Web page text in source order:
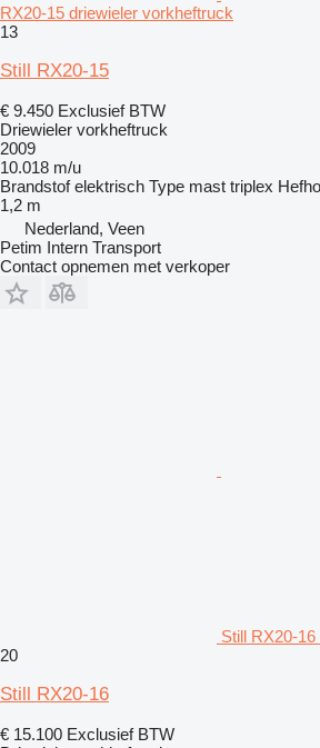
RX20-15 driewieler vorkheftruck
13
Still RX20-15
€ 9.450 Exclusief BTW
Driewieler vorkheftruck
2009
10.018 m/u
Brandstof elektrisch Type mast triplex
1,2 m
Nederland, Veen
Petim Intern Transport
Contact opnemen met verkoper
Still RX20-
20
Still RX20-16
€ 15.100 Exclusief BTW